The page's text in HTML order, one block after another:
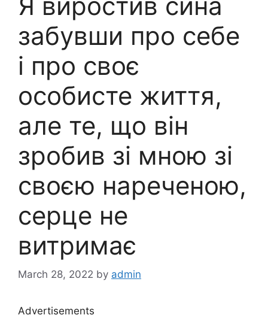
забувши про себе
і про своє
особисте життя,
але те, що він
зробив зі мною зі
своєю нареченою,
серце не
витримає
March 28, 2022 by admin
Advertisements